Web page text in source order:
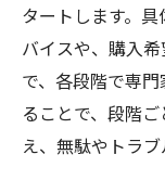
タートします。
バイスや、購入
で、各段階で専
ることで、段階
え、無駄やトラブ